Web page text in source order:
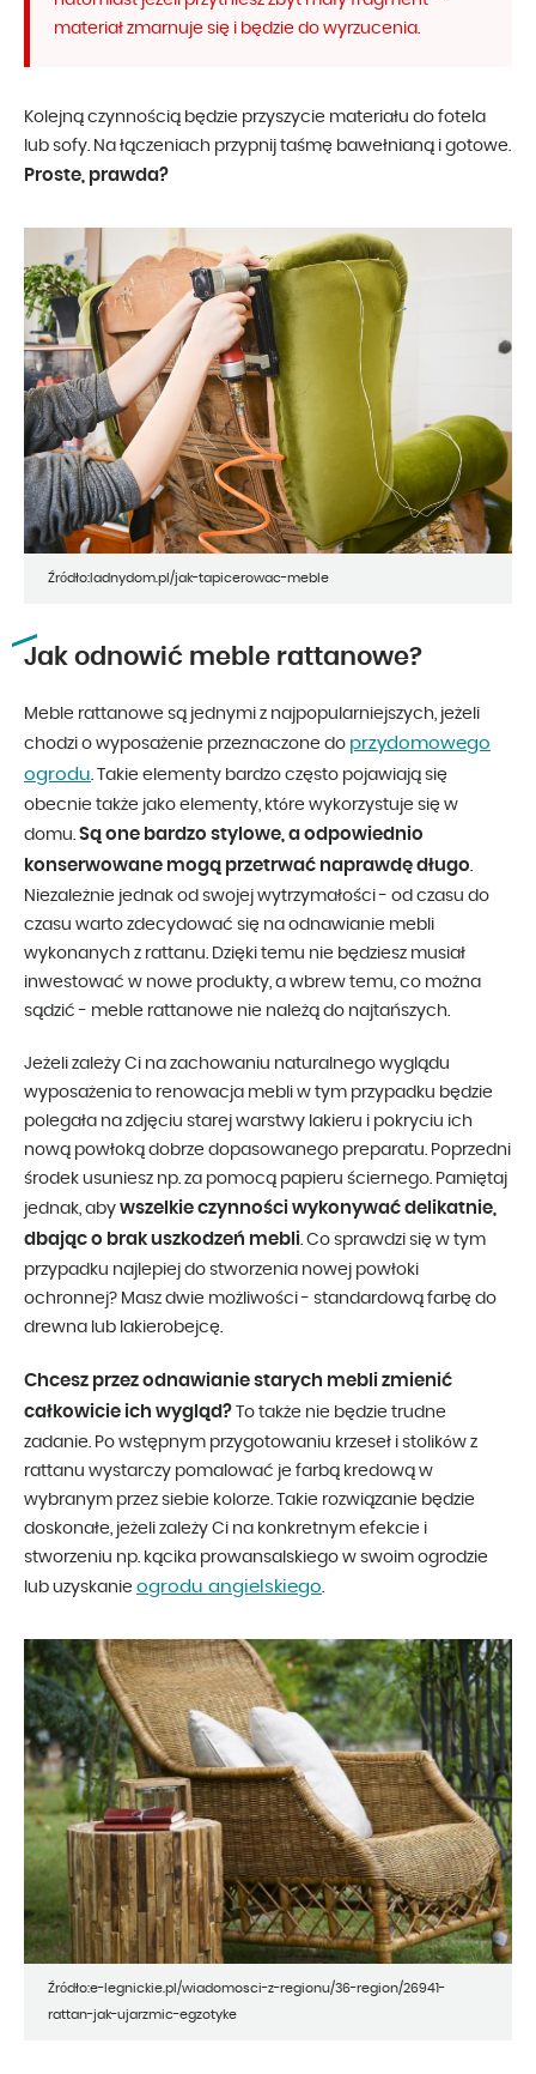
materiał zmarnuje się i będzie do wyrzucenia.
Kolejną czynnością będzie przyszycie materiału do fotela
lub sofy. Na łączeniach przypnij taśmę bawełnianą i gotowe.
Proste, prawda?
Źródło:ladnydom.pl/jak-tapicerowac-meble
Jak odnowić meble rattanowe?
Meble rattanowe są jednymi z najpopularniejszych, jeżeli
chodzi o wyposażenie przeznaczone do przydomowego
ogrodu. Takie elementy bardzo często pojawiają się
obecnie także jako elementy, które wykorzystuje się w
domu. Są one bardzo stylowe, a odpowiednio
konserwowane mogą przetrwać naprawdę długo.
Niezależnie jednak od swojej wytrzymałości - od czasu do
czasu warto zdecydować się na odnawianie mebli
wykonanych z rattanu. Dzięki temu nie będziesz musiał
inwestować w nowe produkty, a wbrew temu, co można
sądzić - meble rattanowe nie należą do najtańszych.
Jeżeli zależy Ci na zachowaniu naturalnego wyglądu
wyposażenia to renowacja mebli w tym przypadku będzie
polegała na zdjęciu starej warstwy lakieru i pokryciu ich
nową powłoką dobrze dopasowanego preparatu. Poprzedni
środek usuniesz np. za pomocą papieru ściernego. Pamiętaj
jednak, aby wszelkie czynności wykonywać delikatnie,
dbając o brak uszkodzeń mebli. Co sprawdzi się w tym
przypadku najlepiej do stworzenia nowej powłoki
ochronnej? Masz dwie możliwości - standardową farbę do
drewna lub lakierobejcę.
Chcesz przez odnawianie starych mebli zmienić
całkowicie ich wygląd? To także nie będzie trudne
zadanie. Po wstępnym przygotowaniu krzeseł i stolików z
rattanu wystarczy pomalować je farbą kredową w
wybranym przez siebie kolorze. Takie rozwiązanie będzie
doskonałe, jeżeli zależy Ci na konkretnym efekcie i
stworzeniu np. kącika prowansalskiego w swoim ogrodzie
lub uzyskanie ogrodu angielskiego.
Źródło:e-legnickie.pl/wiadomosci-z-regionu/36-region/26941-
rattan-jak-ujarzmic-egzotyke